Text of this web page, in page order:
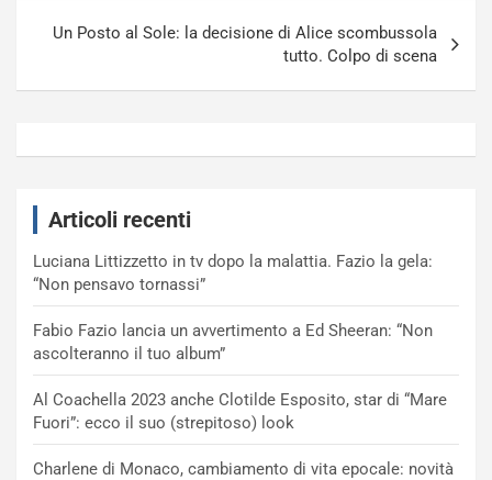
Un Posto al Sole: la decisione di Alice scombussola
tutto. Colpo di scena
Articoli recenti
Luciana Littizzetto in tv dopo la malattia. Fazio la gela:
“Non pensavo tornassi”
Fabio Fazio lancia un avvertimento a Ed Sheeran: “Non
ascolteranno il tuo album”
Al Coachella 2023 anche Clotilde Esposito, star di “Mare
Fuori”: ecco il suo (strepitoso) look
Charlene di Monaco, cambiamento di vita epocale: novità